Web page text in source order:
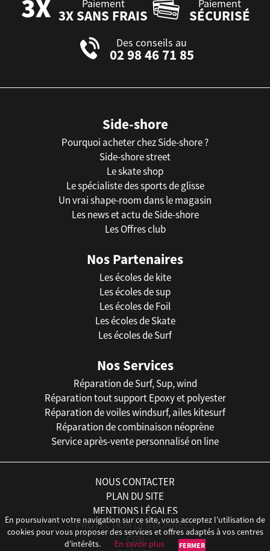
Paiement
3X SANS FRAIS
Paiement
SÉCURISÉ
Des conseils au
02 98 46 71 85
Side-shore
Pourquoi acheter chez Side-shore ?
Side-shore street
Le skate shop
Le spécialiste des sports de glisse
Un vrai shape-room dans le magasin
Les news et actu de Side-shore
Les Offres club
Nos Partenaires
Les écoles de kite
Les écoles de sup
Les écoles de Foil
Les écoles de Skate
Les écoles de Surf
Nos Services
Réparation de Surf, Sup, wind
Réparation tout support Epoxy et polyester
Réparation de voiles windsurf, ailes kitesurf
Réparation de combinaison néoprène
Service après-vente personnalisé on line
NOUS CONTACTER
PLAN DU SITE
MENTIONS LÉGALES
PROTECTION DES DONNÉES
CGV
En poursuivant votre navigation sur ce site, vous acceptez l’utilisation de
cookies pour vous proposer des services et offres adaptés à vos centres
d’intérêts.
En savoir plus FERMER